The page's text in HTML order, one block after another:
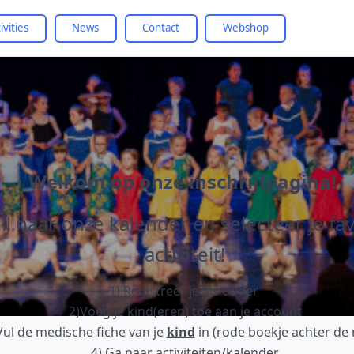
News Contact Webshop
Welkom op onze inschrijfpagina!
naar onze kalender en selecteer je
activiteit!
1) Registreer je als ouder
2)Voeg je kind(eren) toe aan je account
de medische fiche van je kind in (rode boekje achter de